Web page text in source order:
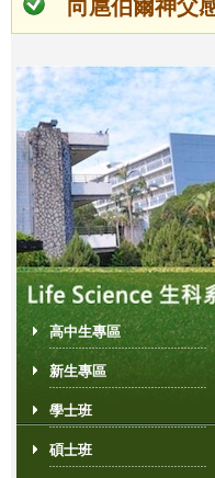
頁
面
向扈伯爾神父
高中生專區
新生專區
學士班
碩士班